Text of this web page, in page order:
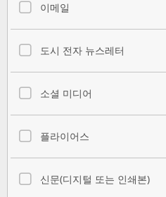
이메일
도시 전자 뉴스레터
소셜 미디어
플라이어스
신문(디지털 또는 인쇄본)